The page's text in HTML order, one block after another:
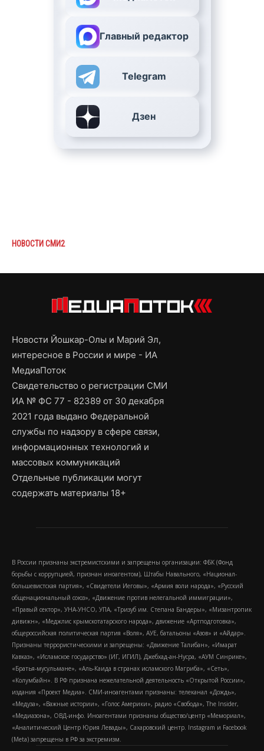
Главный редактор
Telegram
Дзен
НОВОСТИ СМИ2
Новости Йошкар-Олы и Марий Эл,
интересное в России и мире - ИА
МедиаПоток
Свидетельство о регистрации СМИ
ИА № ФС 77 - 82389 от 30 декабря
2021 года выдано Федеральной
службы по надзору в сфере связи,
информационных технологий и
массовых коммуникаций
Отдельные публикации могут
содержать материалы 18+
В России признаны экстремистскими и запрещены организации: ФБК (Фонд
борьбы с коррупцией, признан иноагентом), Штабы Навального, «Национал-
большевистская партия», «Свидетели Иеговы», «Армия воли народа», «Русский
общенациональный союз», «Движение против нелегальной иммиграции»,
«Правый сектор», УНА-УНСО, УПА, «Тризуб им. Степана Бандеры», «Мизантропик
дивижн», «Меджлис крымскотатарского народа», движение «Артподготовка»,
общероссийская политическая партия «Воля», АУЕ, батальоны «Азов» и «Айдар».
Признаны террористическими и запрещены: «Движение Талибан», «Имарат
Кавказ», «Исламское государство» (ИГ, ИГИЛ), Джебхад-ан-Нусра, «АУМ Синрике»,
«Братья-мусульмане», «Аль-Каида в странах исламского Магриба», «Сеть»,
«Колумбайн». В РФ признана нежелательной деятельность «Открытой России»,
издания «Проект Медиа». СМИ-иноагентами признаны: телеканал «Дождь»,
«Медуза», «Важные истории», «Голос Америки», радио «Свобода», The Insider,
«Медиазона», ОВД-инфо. Иноагентами признаны общество/центр «Мемориал»,
«Аналитический Центр Юрия Левады», Сахаровский центр. Instagram и Facebook
(Metа) запрещены в РФ за экстремизм.